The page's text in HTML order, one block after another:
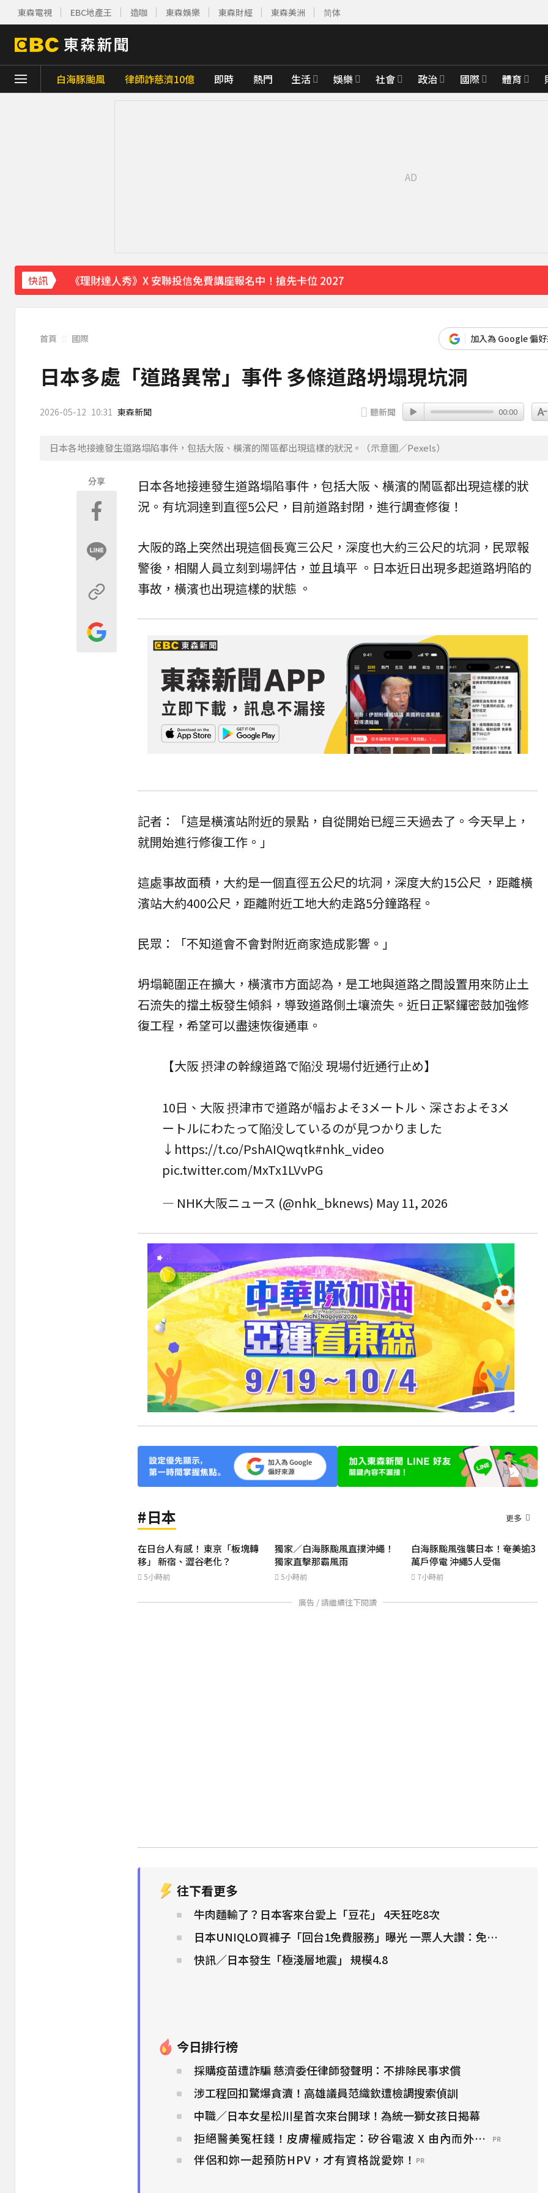
東森電視 EBC地產王 造咖 東森娛樂 東森財經 東森美洲 简体
白海豚颱風 律師詐慈濟10億 即時 熱門 生活 娛樂 社會 政治 國際 體育
快訊
《理財達人秀》X 安聯投信免費講座報名中！搶先卡位 2027
首頁 國際 加入為 Google 偏
日本多處「道路異常」事件 多條道路坍塌現坑洞
2026-05-12 10:31 東森新聞 聽新聞 00:00
日本各地接連發生道路塌陷事件，包括大阪、橫濱的鬧區都出現這樣的狀況。（示意圖／Pexels）
分享 日本各地接連發生道路塌陷事件，包括大阪 、橫濱的鬧區都出現這樣的狀
況。有坑洞達到直徑5公尺，目前道路封閉，進行調查修復！
大阪的路上突然出現這個長寬三公尺，深度也大約三公尺的坑洞，民眾報
警後，相關人員立刻到場評估，並且填平 。日本近日出現多起道路坍陷的
事故，橫濱也出現這樣的狀態 。
記者：「這是橫濱站附近的景點，自從開始已經三天過去了。今天早上，
就開始進行修復工作。」
這處事故面積，大約是一個直徑五公尺的坑洞，深度大約15公尺 ，距離橫
濱站大約400公尺，距離附近工地大約走路5分鐘路程。
民眾：「不知道會不會對附近商家造成影響。」
坍塌範圍正在擴大，橫濱市方面認為，是工地與道路之間設置用來防止土
石流失的擋土板發生傾斜，導致道路側土壤流失。近日正緊鑼密鼓加強修
復工程，希望可以盡速恢復通車。
【大阪 摂津の幹線道路で陥没 現場付近通行止め】
10日、大阪 摂津市で道路が幅およそ3メートル、深さおよそ3メ
ートルにわたって陥没しているのが見つかりました
↓ https://t.co/PshAIQwqtk#nhk_video
pic.twitter.com/MxTx1LVvPG
— NHK大阪ニュース (@nhk_bknews) May 11, 2026
#日本 更多
在日台人有感！ 東京「板塊轉
移」 新宿、澀谷老化？
5小時前
獨家／白海豚颱風直撲沖繩！
獨家直擊那霸風雨
5小時前
白海豚颱風強襲日本！奄美逾3
萬戶停電 沖繩5人受傷
7小時前
廣告 / 請繼續往下閱讀
往下看更多
牛肉麵輸了？日本客來台愛上「豆花」 4天狂吃8次
日本UNIQLO買褲子「回台1免費服務」曝光 一票人大讚：免收據也可以
快訊／日本發生「極淺層地震」 規模4.8
今日排行榜
採購疫苗遭詐騙 慈濟委任律師發聲明：不排除民事求償
涉工程回扣驚爆貪瀆！高雄議員范織欽遭檢調搜索偵訓
中職／日本女星松川星首次來台開球！為統一獅女孩日揭幕
拒絕醫美冤枉錢！皮膚權威指定：矽谷電波 X 由內而外養出逆齡好膚
PR
伴侶和妳一起預防HPV，才有資格說愛妳！ PR